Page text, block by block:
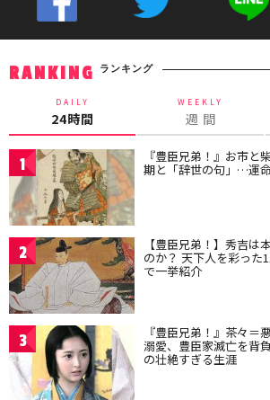
RANKING ランキング
DAILY
24時間
WEEKLY
週 間
1 『豊臣兄弟！』お市と
期と「辞世の句」…運
2 【豊臣兄弟！】秀吉は
のか？ 天下人を彩った
で一挙紹介
3 『豊臣兄弟！』茶々＝
溺愛、豊臣家滅亡を背
の壮絶すぎる生涯